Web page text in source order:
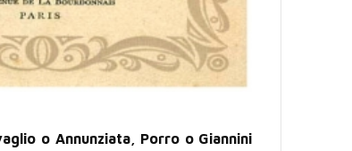
o Annunziata, Porro o Giannini